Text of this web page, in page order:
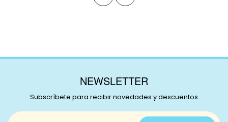
NEWSLETTER
Subscríbete para recibir novedades y descuentos